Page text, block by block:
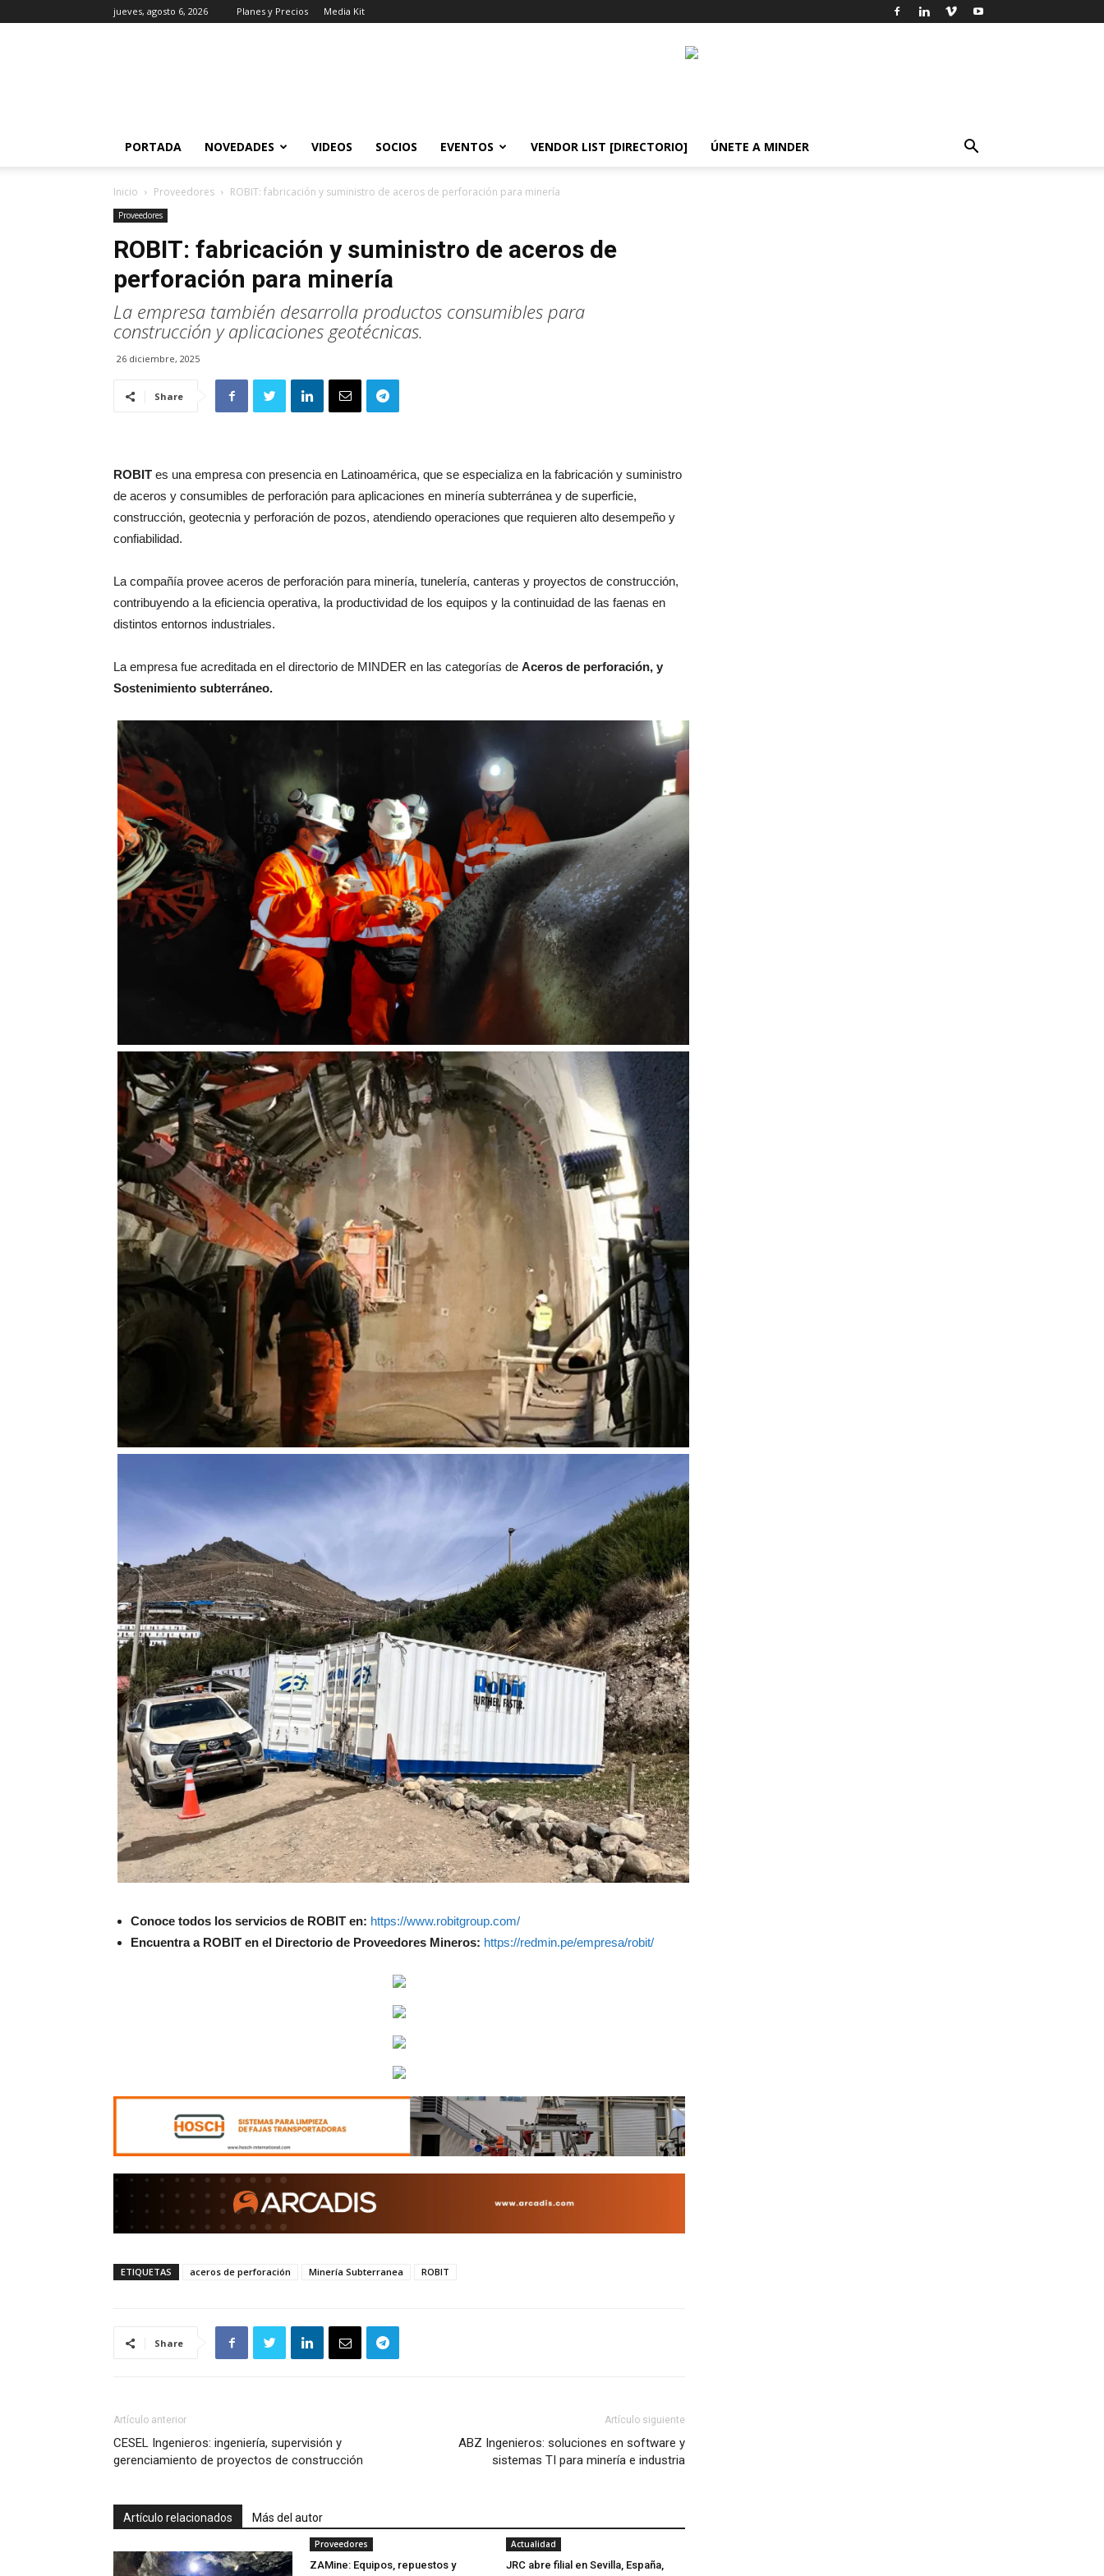
jueves, agosto 6, 2026 Planes y Precios Media Kit
PORTADA NOVEDADES VIDEOS SOCIOS EVENTOS VENDOR LIST [DIRECTORIO] ÚNETE A MINDER
Inicio Proveedores ROBIT: fabricación y suministro de aceros de perforación para minería
Proveedores
ROBIT: fabricación y suministro de aceros de
perforación para minería
La empresa también desarrolla productos consumibles para
construcción y aplicaciones geotécnicas.
26 diciembre, 2025
Share
ROBIT es una empresa con presencia en Latinoamérica, que se especializa en la fabricación y suministro
de aceros y consumibles de perforación para aplicaciones en minería subterránea y de superficie,
construcción, geotecnia y perforación de pozos, atendiendo operaciones que requieren alto desempeño y
confiabilidad.
La compañía provee aceros de perforación para minería, tunelería, canteras y proyectos de construcción,
contribuyendo a la eficiencia operativa, la productividad de los equipos y la continuidad de las faenas en
distintos entornos industriales.
La empresa fue acreditada en el directorio de MINDER en las categorías de Aceros de perforación, y
Sostenimiento subterráneo.
Conoce todos los servicios de ROBIT en: https://www.robitgroup.com/
Encuentra a ROBIT en el Directorio de Proveedores Mineros: https://redmin.pe/empresa/robit/
ETIQUETAS aceros de perforación Minería Subterranea ROBIT
Share
Artículo anterior
CESEL Ingenieros: ingeniería, supervisión y
gerenciamiento de proyectos de construcción
Artículo siguiente
ABZ Ingenieros: soluciones en software y
sistemas TI para minería e industria
Artículo relacionados Más del autor
Proveedores
ZAMine: Equipos, repuestos y
Actualidad
JRC abre filial en Sevilla, España,